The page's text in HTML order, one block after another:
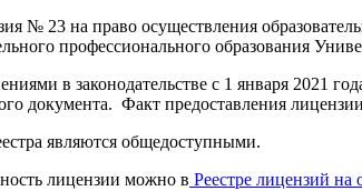
№ 23 на право осуществления
профессионального образования
в законодательстве с 1 января 2021
документа. Факт предоставления
являются общедоступными.
лицензии можно в Реестре лицензий на